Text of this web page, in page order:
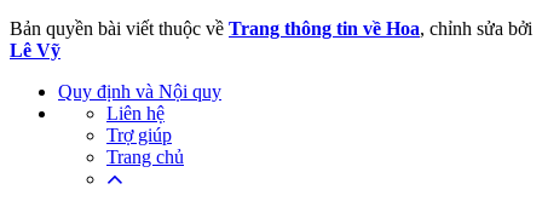
Bản quyền bài viết thuộc về Trang thông tin về Hoa, chỉnh sửa bởi
Lê Vỹ
Quy định và Nội quy
Liên hệ
Trợ giúp
Trang chủ